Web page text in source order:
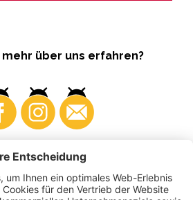
über uns erfahren?
Produzenten